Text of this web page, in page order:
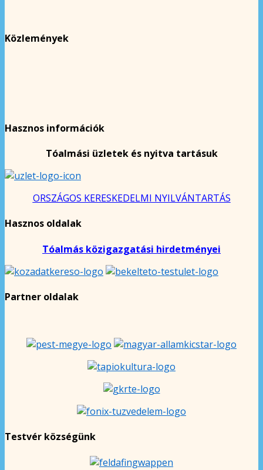
Közlemények
Hasznos információk
Tóalmási üzletek és nyitva tartásuk
ORSZÁGOS KERESKEDELMI NYILVÁNTARTÁS
Hasznos oldalak
Tóalmás közigazgatási hirdetményei
Partner oldalak
Testvér községünk